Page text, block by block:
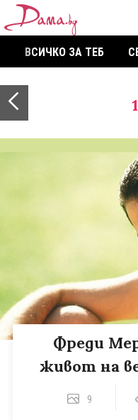
ВСИЧКО ЗА ТЕБ
1
Фреди
живот на
9